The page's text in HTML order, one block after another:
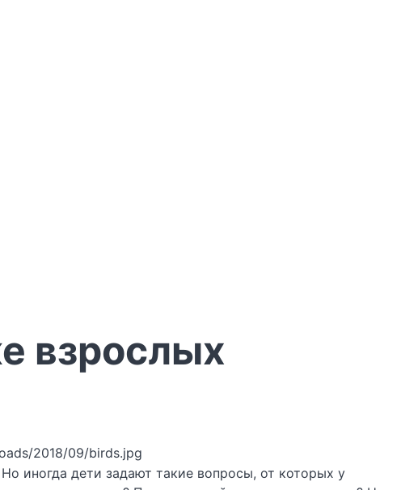
взрослых
2018/09/birds.jpg
иногда дети задают такие вопросы, от которых у